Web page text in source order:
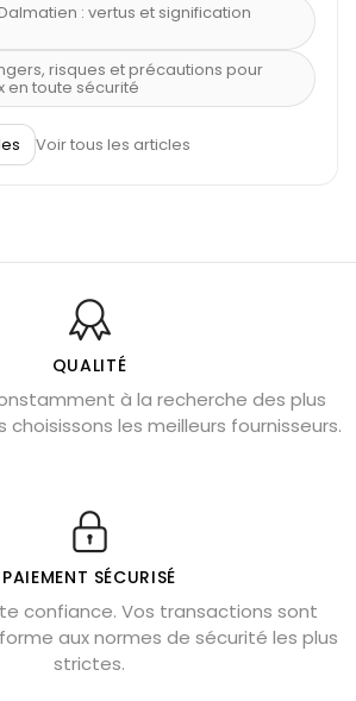
: vertus et signification
risques et précautions pour
en toute sécurité
un bracelet de pierre
et ses pierres
– pierre des anges
elle faite pour moi ?
apaisante
: vertus et signification
non chauffée
dans la maison
magiques
pierres choisir
Voir tous les articles
QUALITÉ
à la recherche des plus
choisissons les meilleurs fournisseurs.
PAIEMENT SÉCURISÉ
confiance. Vos transactions sont
aux normes de sécurité les plus
strictes.